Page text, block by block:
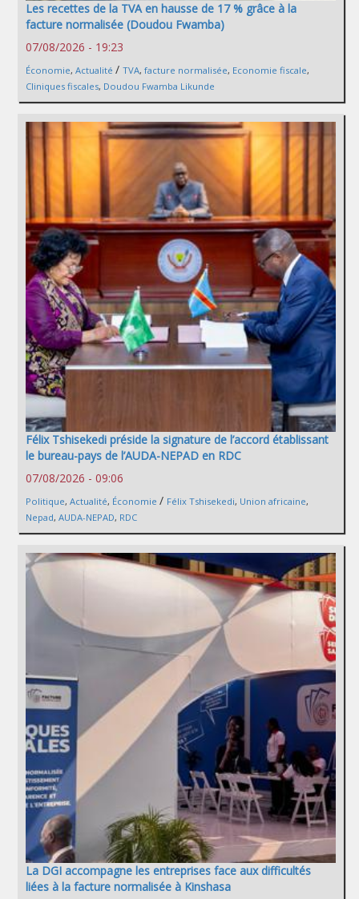
Les recettes de la TVA en hausse de 17 % grâce à la
facture normalisée (Doudou Fwamba)
07/08/2026 - 19:23
Économie, Actualité / TVA, facture normalisée, Economie fiscale,
Cliniques fiscales, Doudou Fwamba Likunde
Félix Tshisekedi préside la signature de l’accord établissant
le bureau-pays de l’AUDA-NEPAD en RDC
07/08/2026 - 09:06
Politique, Actualité, Économie / Félix Tshisekedi, Union africaine,
Nepad, AUDA-NEPAD, RDC
La DGI accompagne les entreprises face aux difficultés
liées à la facture normalisée à Kinshasa